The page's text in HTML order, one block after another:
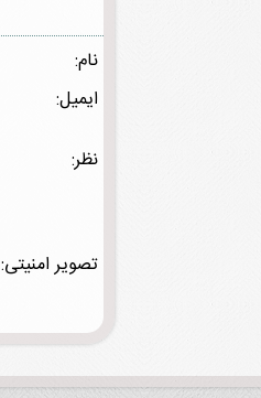
نام:
ایمیل:
نظر:
تصویر امنیتی: